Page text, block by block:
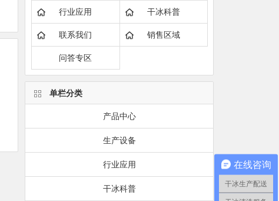
行业应用 干冰科普
联系我们 销售区域
问答专区
单栏分类
产品中心
生产设备
行业应用
干冰科普
在线咨询
干冰生产配送